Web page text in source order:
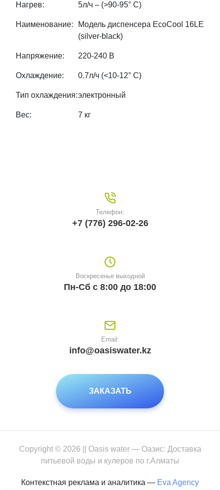
Нагрев: 5л/ч – (>90-95° С)
Наименование:
Модель диспенсера EcoCool 16LE
(silver-black)
Напряжение: 220-240 В
Охлаждение: 0.7л/ч (<10-12° С)
Тип охлаждения:электронный
Вес: 7 кг
Телефон:
+7 (776) 296-02-26
Воскресенье выходной
Пн-Сб с 8:00 до 18:00
Email:
info@oasiswater.kz
ЗАКАЗАТЬ
Copyright © 2026 || Oasis water — Оазис: Доставка
питьевой воды и кулеров по г.Алматы
Контекстная реклама и аналитика — Eva Agency